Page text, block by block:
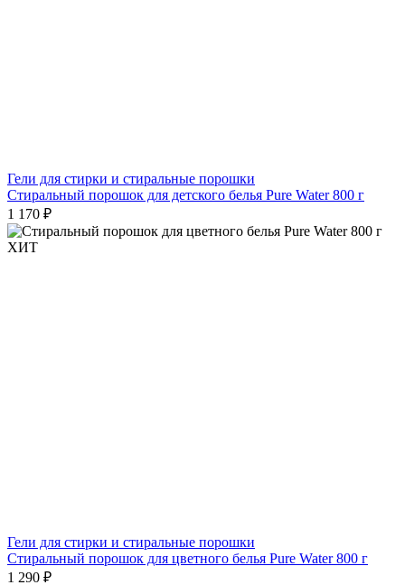
Гели для стирки и стиральные порошки
Стиральный порошок для детского белья Pure Water 800 г
1 170 ₽
ХИТ
Гели для стирки и стиральные порошки
Стиральный порошок для цветного белья Pure Water 800 г
1 290 ₽